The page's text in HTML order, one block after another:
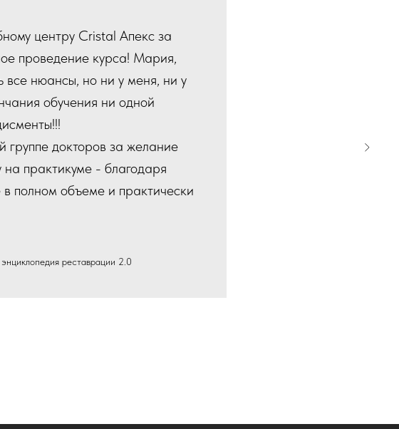
центру Cristal Апекс за
проведение курса! Мария,
все нюансы, но ни у меня, ни у
обучения ни одной
группе докторов за желание
на практикуме - благодаря
в полном объеме и практически
реставрации 2.0